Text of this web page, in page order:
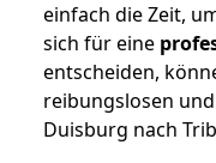
einfach die Zeit,
sich für eine
entscheiden,
reibungslosen
Duisburg nach